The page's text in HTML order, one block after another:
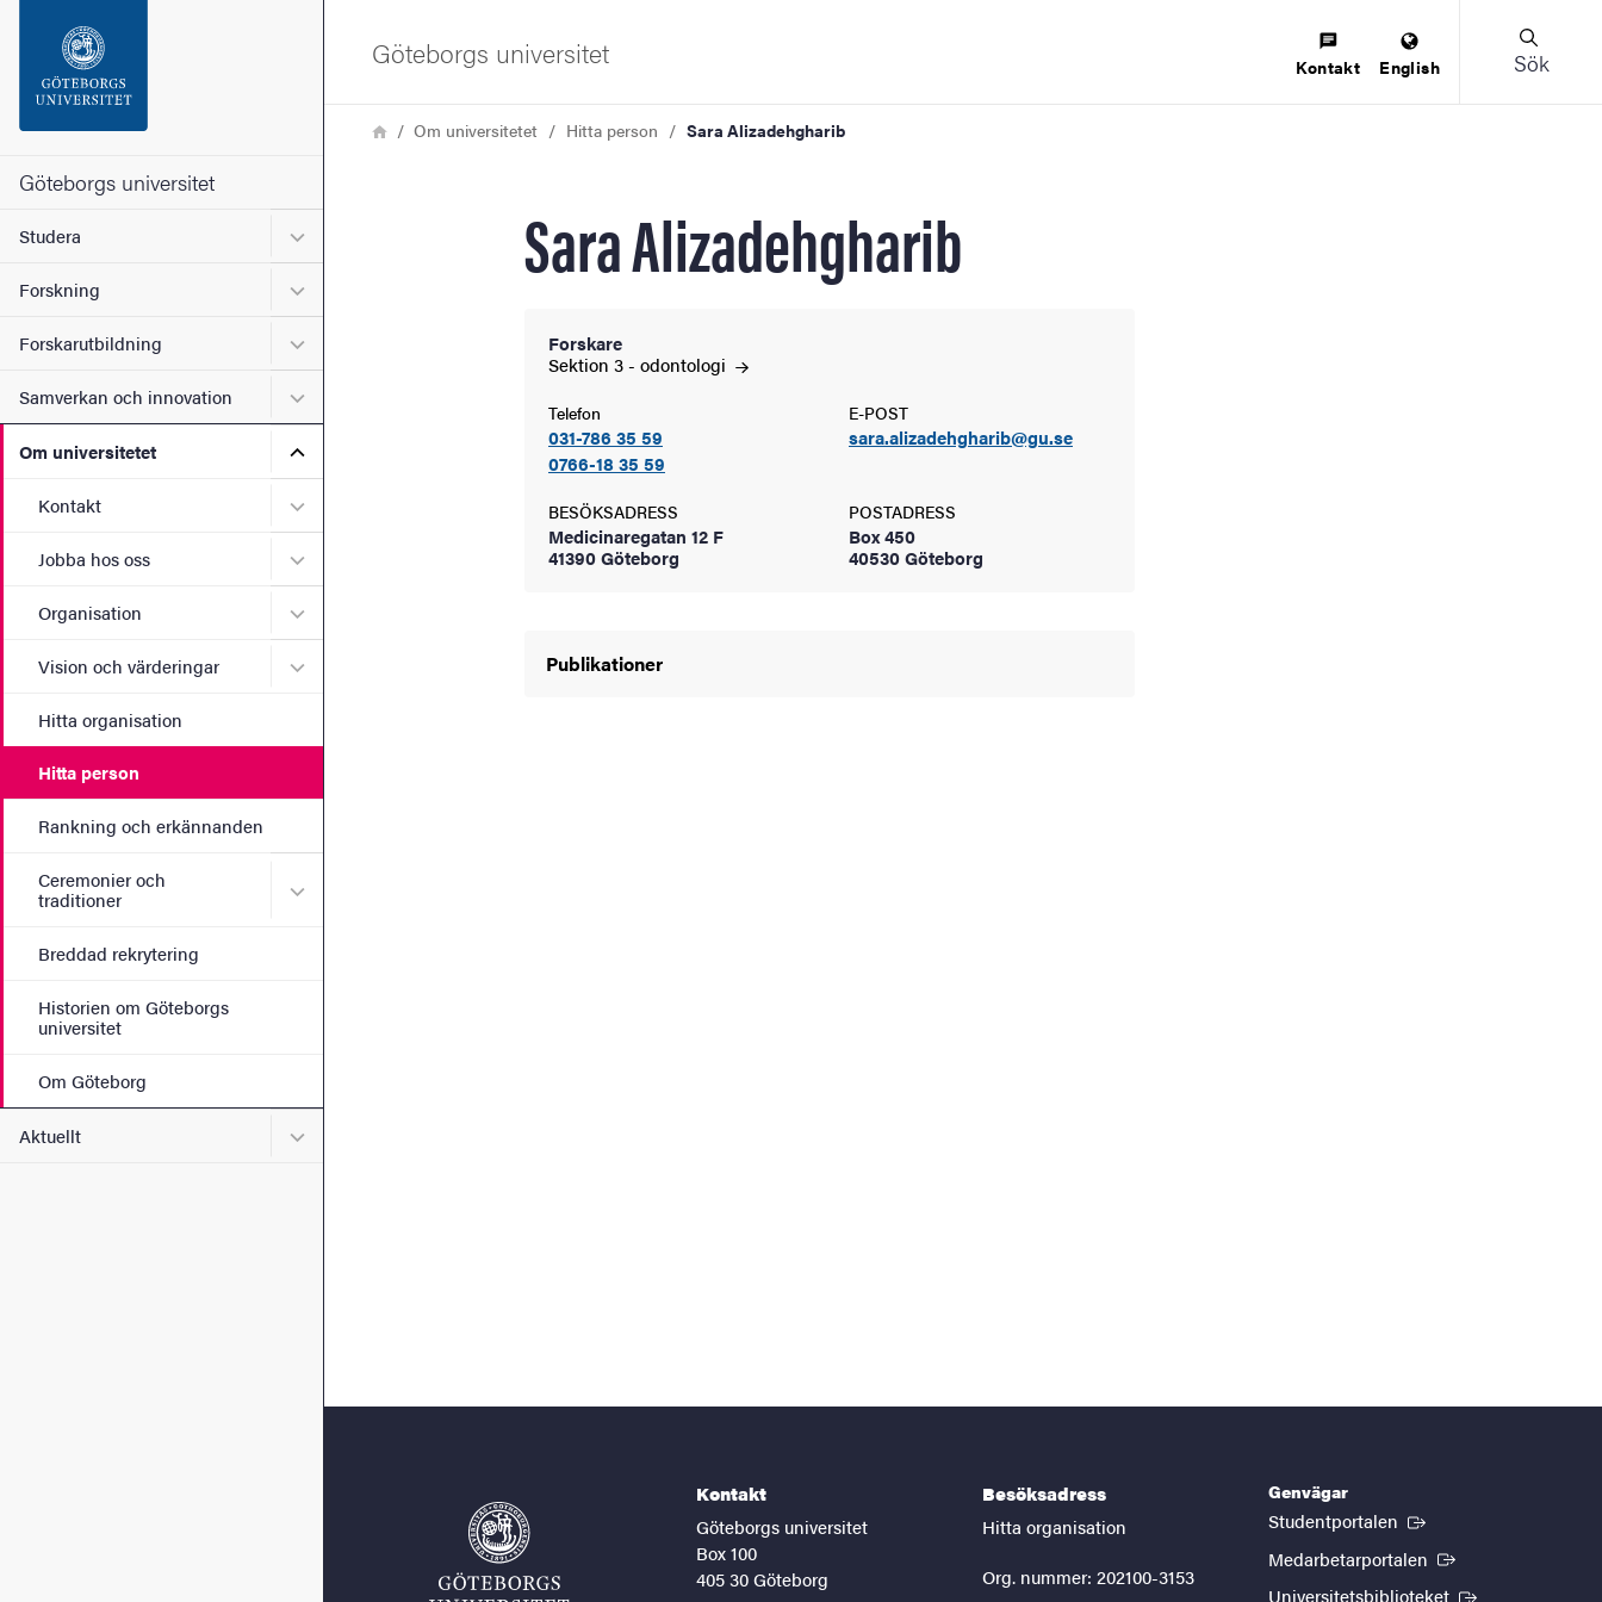
Sidfoten
Om webbplatsen
Göteborgs universitet
Studera Undermeny för Studera
Forskning Undermeny för Forskning
Forskarutbildning Undermeny för Forskarutbildning
Samverkan och innovation Undermeny för Samverkan och innovation
Om universitetet Undermeny för Om universitetet
Kontakt Undermeny för Kontakt
Jobba hos oss Undermeny för Jobba hos oss
Organisation Undermeny för Organisation
Vision och värderingar Undermeny för Vision och värderingar
Hitta organisation
Hitta person
Rankning och erkännanden
Ceremonier och
traditioner
Undermeny för Ceremonier och traditioner
Breddad rekrytering
Historien om Göteborgs
universitet
Om Göteborg
Aktuellt Undermeny för Aktuellt
Göteborgs universitet Kontakt English Sök
LänkstigHemOm universitetet Hitta person Sara Alizadehgharib
Sara Alizadehgharib
Forskare
Sektion 3 - odontologi
Telefon
031-786 35 59
0766-18 35 59
E-POST
sara.alizadehgharib@gu.se
BESÖKSADRESS
Medicinaregatan 12 F
41390 Göteborg
POSTADRESS
Box 450
40530 Göteborg
Publikationer
Kontakt
Göteborgs universitet
Box 100
405 30 Göteborg
Besöksadress
Hitta organisation
Org. nummer: 202100-3153
Genvägar
Studentportalen (Extern länk)
Medarbetarportalen (Extern länk)
Universitetsbiblioteket (Extern länk)